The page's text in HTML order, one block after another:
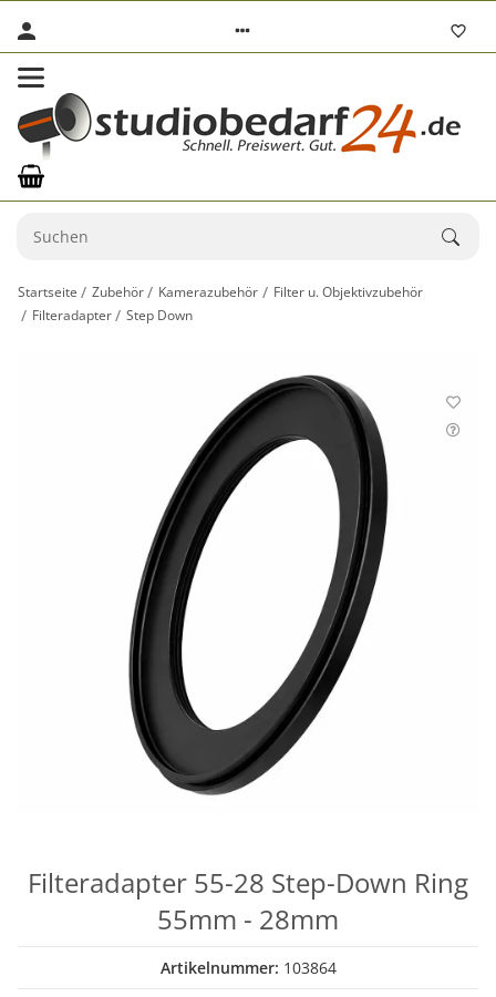
Startseite Zubehör Kamerazubehör
Filter u. Objektivzubehör
Filteradapter
Step Down
Filteradapter 55-28 Step-Down Ring
55mm - 28mm
Artikelnummer: 103864